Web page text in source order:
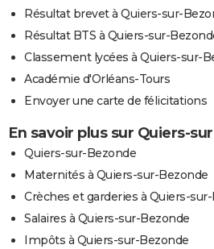
Résultat brevet à Quiers-sur-
Résultat BTS à Quiers-sur-
Classement lycées à Quiers-sur-
Académie d'Orléans-Tours
Envoyer une carte de félicitations
En savoir plus sur Quiers-
Quiers-sur-Bezonde
Maternités à Quiers-sur-Bezonde
Crèches et garderies à Quiers-
Salaires à Quiers-sur-Bezonde
Impôts à Quiers-sur-Bezonde